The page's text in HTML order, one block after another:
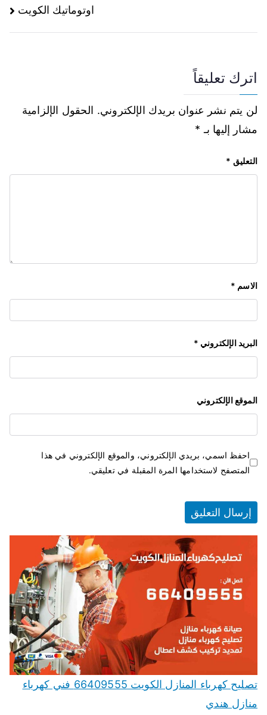
اوتوماتيك الكويت
اترك تعليقاً
لن يتم نشر عنوان بريدك الإلكتروني. الحقول الإلزامية
مشار إليها بـ *
التعليق *
الاسم *
البريد الإلكتروني *
الموقع الإلكتروني
احفظ اسمي، بريدي الإلكتروني، والموقع الإلكتروني في هذا
المتصفح لاستخدامها المرة المقبلة في تعليقي.
تصليح كهرباء المنازل الكويت 66409555 فني كهرباء
منازل هندي